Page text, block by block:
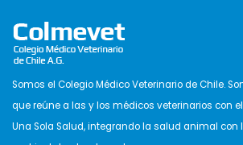
Somos el Colegio Médico Veterinario de Chile.
que reúne a las y los médicos veterinarios con
Una Sola Salud, integrando la salud animal